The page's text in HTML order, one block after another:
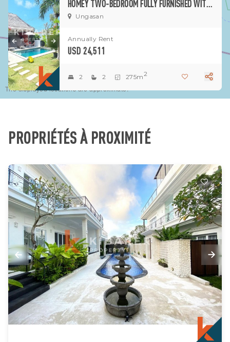
The displayed locations are approximate.
HOMEY TWO-BEDROOM FULLY FURNISHED WITH SPACIOUS GARDEN OPEN LIVING VILLA LOCATED IN UNGASAN
Ungasan
Annually Rent
USD 24,511
2 2 275m2
PROPRIÉTÉS À PROXIMITÉ